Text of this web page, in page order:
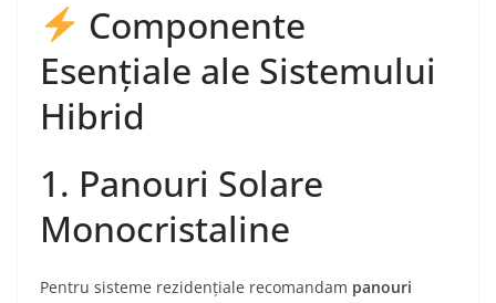
Componente
Esențiale ale Sistemului
Hibrid
1. Panouri Solare
Monocristaline
Pentru sisteme rezidențiale recomandam panouri